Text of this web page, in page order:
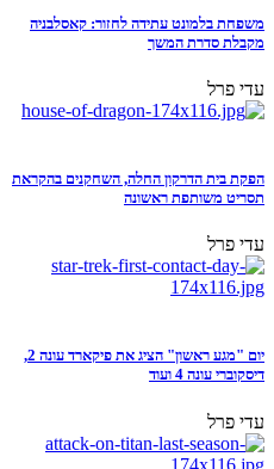
משפחת בלמונט עתידה לחזור: קאסלבניה
מקבלת סדרת המשך
עדי פרל
הפקת בית הדרקון החלה, השחקנים בהקראת
תסריט משותפת ראשונה
עדי פרל
יום "מגע ראשון" הציג את פיקארד עונה 2,
דיסקוברי עונה 4 ועוד
עדי פרל